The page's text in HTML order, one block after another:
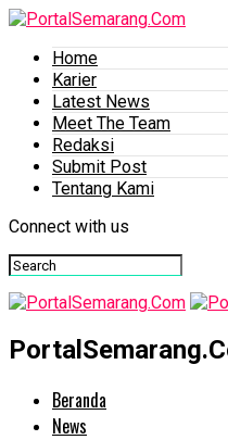
Home
Karier
Latest News
Meet The Team
Redaksi
Submit Post
Tentang Kami
Connect with us
Beranda
News